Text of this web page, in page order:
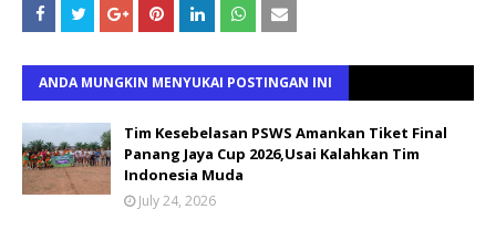
ANDA MUNGKIN MENYUKAI POSTINGAN INI
Tim Kesebelasan PSWS Amankan Tiket Final
Panang Jaya Cup 2026,Usai Kalahkan Tim
Indonesia Muda
July 24, 2026